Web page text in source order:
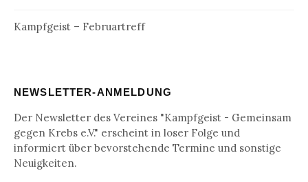
Kampfgeist – Februartreff
NEWSLETTER-ANMELDUNG
Der Newsletter des Vereines "Kampfgeist - Gemeinsam
gegen Krebs e.V." erscheint in loser Folge und
informiert über bevorstehende Termine und sonstige
Neuigkeiten.